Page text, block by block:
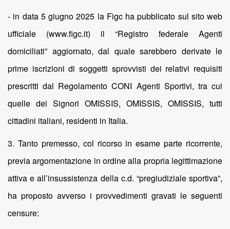
- in data 5 giugno 2025 la Figc ha pubblicato sul sito web
ufficiale (www.figc.it) il “Registro federale Agenti
domiciliati” aggiornato, dal quale sarebbero derivate le
prime iscrizioni di soggetti sprovvisti dei relativi requisiti
prescritti dal Regolamento CONI Agenti Sportivi, tra cui
quelle dei Signori OMISSIS, OMISSIS, OMISSIS, tutti
cittadini italiani, residenti in Italia.
3. Tanto premesso, col ricorso in esame parte ricorrente,
previa argomentazione in ordine alla propria legittimazione
attiva e all’insussistenza della c.d. “pregiudiziale sportiva”,
ha proposto avverso i provvedimenti gravati le seguenti
censure: